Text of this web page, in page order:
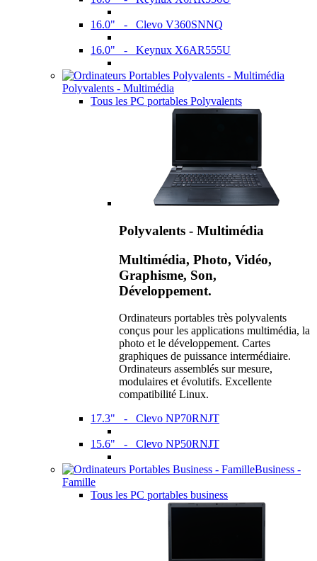
16.0" - Clevo V360SNNQ
16.0" - Keynux X6AR555U
Polyvalents - Multimédia
Tous les PC portables Polyvalents
Polyvalents - Multimédia
Multimédia, Photo, Vidéo,
Graphisme, Son,
Développement.
Ordinateurs portables très polyvalents
conçus pour les applications multimédia, la
photo et le développement. Cartes
graphiques de puissance intermédiaire.
Ordinateurs assemblés sur mesure,
modulaires et évolutifs. Excellente
compatibilité Linux.
17.3" - Clevo NP70RNJT
15.6" - Clevo NP50RNJT
Business -
Famille
Tous les PC portables business